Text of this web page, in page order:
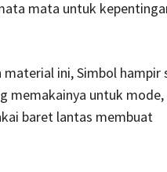
mata untuk
ini, Simbol hampir
memakainya untuk
baret lantas membuat